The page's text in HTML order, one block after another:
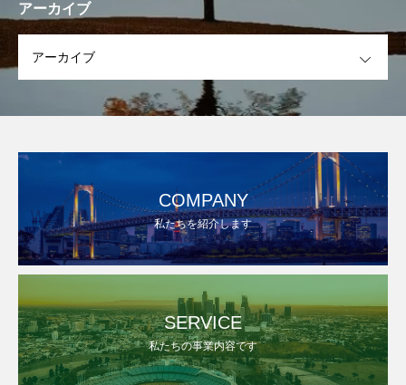
アーカイブ
COMPANY
私たちを紹介します
SERVICE
私たちの事業内容です